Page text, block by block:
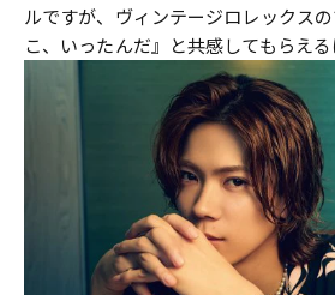
ルですが、ヴィンテージロレックス
こ、いったんだ』と共感してもらえる